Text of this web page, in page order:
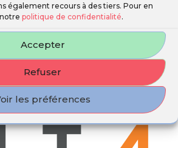
également recours à des tiers. Pour en
politique de confidentialité.
Accepter
Refuser
les préférences